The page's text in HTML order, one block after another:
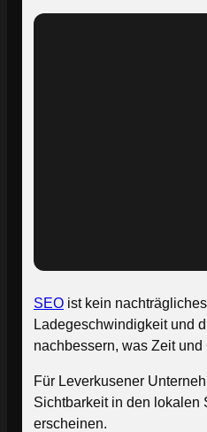
SEO ist kein
Ladegeschwindigkeit und
nachbessern, was Zeit und
Für Leverkusener
Sichtbarkeit in den lokalen
erscheinen.